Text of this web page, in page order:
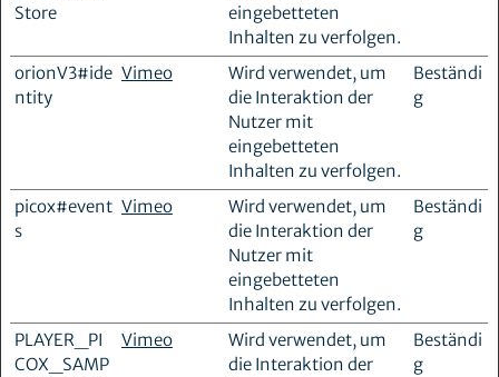
Store
eingebetteten
Inhalten zu verfolgen.
orionV3#ide
ntity
Vimeo
Wird verwendet, um
die Interaktion der
Nutzer mit
eingebetteten
Inhalten zu verfolgen.
Beständi
g
picox#event
s
Vimeo
Wird verwendet, um
die Interaktion der
Nutzer mit
eingebetteten
Inhalten zu verfolgen.
Beständi
g
PLAYER_PI
COX_SAMP
Vimeo
Wird verwendet, um
die Interaktion der
Beständi
g